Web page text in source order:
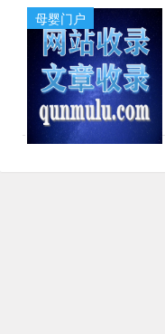
母婴门户